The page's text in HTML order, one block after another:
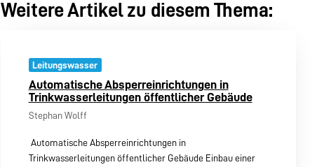
Weitere Artikel zu diesem Thema:
Leitungswasser
Automatische Absperreinrichtungen in
Trinkwasserleitungen öffentlicher Gebäude
Stephan Wolff
 Automatische Absperreinrichtungen in
Trinkwasserleitungen öffentlicher Gebäude Einbau einer